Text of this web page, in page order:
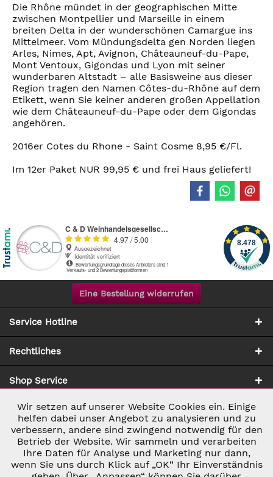
Die Rhône mündet in der geographischen Mitte
zwischen Montpellier und Marseille in einem
breiten Delta in der wunderschönen Camargue ins
Mittelmeer. Vom Mündungsdelta gen Norden liegen
Arles, Nimes, Apt, Avignon, Châteauneuf-du-Pape,
Mont Ventoux, Gigondas und Lyon mit seiner
wunderbaren Altstadt – alle Basisweine aus dieser
Region tragen den Namen Côtes-du-Rhône auf dem
Etikett, wenn Sie keiner anderen großen Appellation
wie dem Châteauneuf-du-Pape oder dem Gigondas
angehören.
2016er Cotes du Rhone - Saint Cosme 8,95 €/Fl.
Im 12er Paket NUR 99,95 € und frei Haus geliefert!
Eine Bestellung widerrufen
Service Hotline
Rechtliches
Shop Service
Zahlung & Versand
Notwendig Aktiv
Marketing Inaktiv
Wir setzen auf unserer Website Cookies ein. Einige
helfen dabei unser Angebot zu analysieren und zu
verbessern, andere sind zwingend notwendig für den
Betrieb der Website. Wir sammeln und verarbeiten
Ihre Daten für Analyse und Marketing nur dann,
wenn Sie uns durch Klick auf „OK“ Ihr Einverständnis